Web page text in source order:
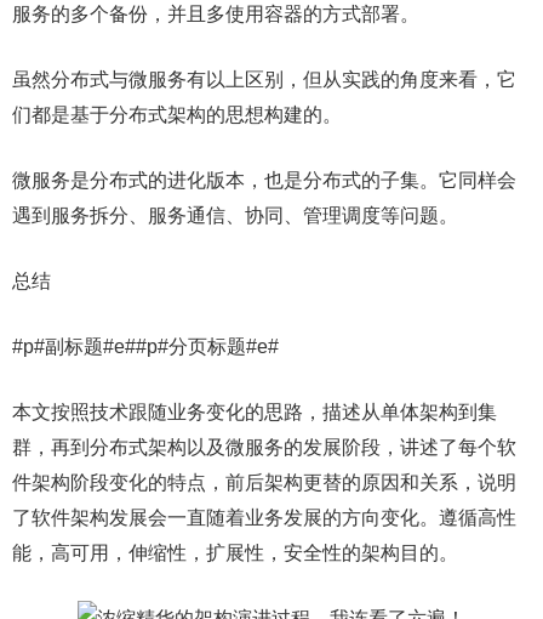
服务的多个备份，并且多使用容器的方式部署。
虽然分布式与微服务有以上区别，但从实践的角度来看，它
们都是基于分布式架构的思想构建的。
微服务是分布式的进化版本，也是分布式的子集。它同样会
遇到服务拆分、服务通信、协同、管理调度等问题。
总结
#p#副标题#e##p#分页标题#e#
本文按照技术跟随业务变化的思路，描述从单体架构到集
群，再到分布式架构以及微服务的发展阶段，讲述了每个软
件架构阶段变化的特点，前后架构更替的原因和关系，说明
了软件架构发展会一直随着业务发展的方向变化。遵循高性
能，高可用，伸缩性，扩展性，安全性的架构目的。